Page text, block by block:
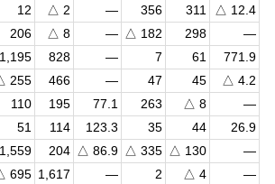
12 △ 2 — 356 311
△ 12.4
206 △ 8 — △ 182 298
—
828 — 7 61
771.9
255 466 — 47 45
△ 4.2
110 195 77.1 263 △ 8
—
51 114 123.3 35 44
26.9
1,559 204 △ 86.9 △ 335 △ 130
—
695 1,617 — 2 △ 4
—